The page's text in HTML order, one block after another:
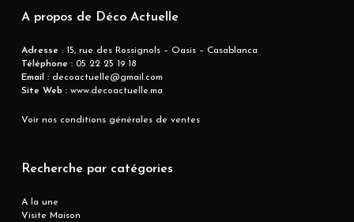
A propos de Déco Actuelle
Adresse : 15, rue des Rossignols – Oasis – Casablanca
Téléphone :05 22 25 19 18
Email :decoactuelle@gmail.com
Site Web :www.decoactuelle.ma
Voir nos conditions générales de ventes
Recherche par catégories
A la une
Visite Maison